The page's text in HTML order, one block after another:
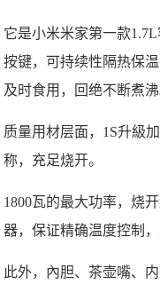
它是小米米家第一款
按键，可持续性隔热保
及时食用，回绝不断煮沸
质量用材层面，1S升級
称，充足烧开。
1800瓦的最大功率，烧
器，保证精确温度控制，
此外，內胆、茶壶嘴、